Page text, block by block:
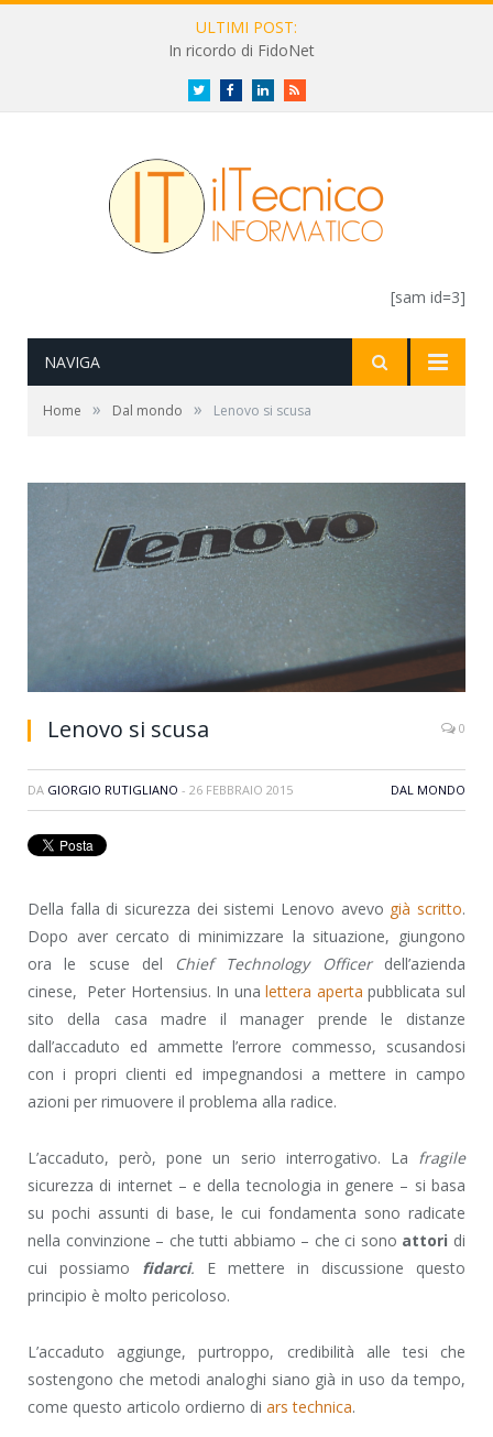
ULTIMI POST:
In ricordo di FidoNet
Twitter FacebookLinkedInRSS
[sam id=3]
NAVIGA
Home » Dal mondo » Lenovo si scusa
Lenovo si scusa 0
DA GIORGIO RUTIGLIANO - 26 FEBBRAIO 2015 DAL MONDO
Della falla di sicurezza dei sistemi Lenovo avevo già scritto.
Dopo aver cercato di minimizzare la situazione, giungono
ora le scuse del Chief Technology Officerdell’azienda
cinese, Peter Hortensius. In unalettera aperta pubblicata sul
sito della casa madre il manager prende le distanze
dall’accaduto ed ammette l’errore commesso, scusandosi
con i propri clienti ed impegnandosi a mettere in campo
azioni per rimuovere il problema alla radice.
L’accaduto, però, pone un serio interrogativo. La fragile
sicurezza di internet – e della tecnologia in genere – si basa
su pochi assunti di base, le cui fondamenta sono radicate
nella convinzione – che tutti abbiamo – che ci sono attori di
cui possiamo fidarci. E mettere in discussione questo
principio è molto pericoloso.
L’accaduto aggiunge, purtroppo, credibilità alle tesi che
sostengono che metodi analoghi siano già in uso da tempo,
come questo articolo ordierno di ars technica.